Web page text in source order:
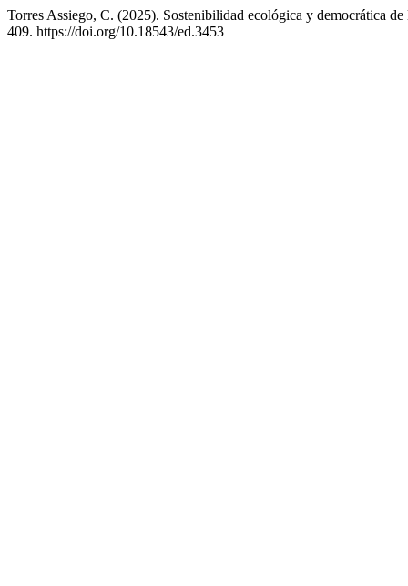
Torres Assiego, C. (2025). Sostenibilidad ecológica y democrática
409. https://doi.org/10.18543/ed.3453